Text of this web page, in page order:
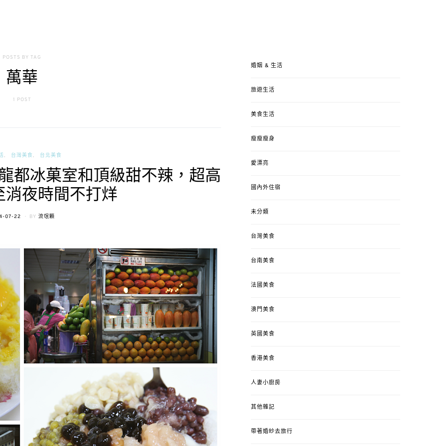
POSTS BY TAG
萬華
1 POST
台灣美食 台北美食
都冰菓室和頂級甜不辣，超高
夜時間不打烊
07-22 BY 流氓顆
婚姻 & 生活
旅遊生活
美食生活
瘦瘦瘦身
愛漂亮
國內外住宿
未分類
台灣美食
台南美食
法國美食
澳門美食
英國美食
香港美食
人妻小廚房
其他雜記
帶著婚紗去旅行